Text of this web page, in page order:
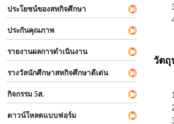
ประโยชน์ของสหกิจศึกษา
ประกันคุณภาพ
รายงานผลการดำเนินงาน
รางวัลนักศึกษาสหกิจศึกษาดีเด่น
กิจกรรม 5ส.
ดาวน์โหลดแบบฟอร์ม
วัตถุ